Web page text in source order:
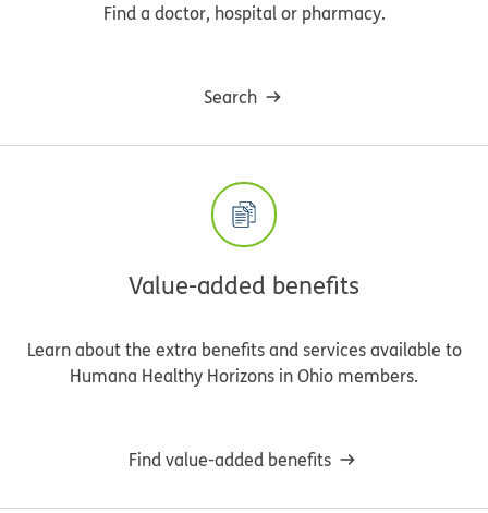
Find a doctor, hospital or pharmacy.
Search
Value-added benefits
Learn about the extra benefits and services available to
Humana Healthy Horizons in Ohio members.
Find value-added benefits